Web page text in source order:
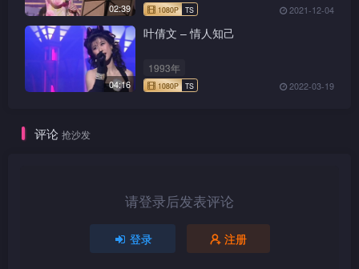
1080P
1080P TS
02:39 2021-12-04
04:16
叶倩文 – 情人知己
1993年
2022-03-19
评论 抢沙发
请登录后发表评论
登录 注册